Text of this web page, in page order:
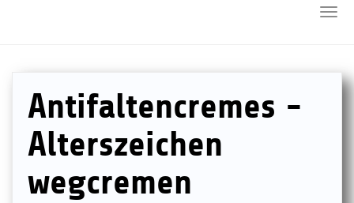
contentAntifaltencremes -
Alterszeichen
wegcremen